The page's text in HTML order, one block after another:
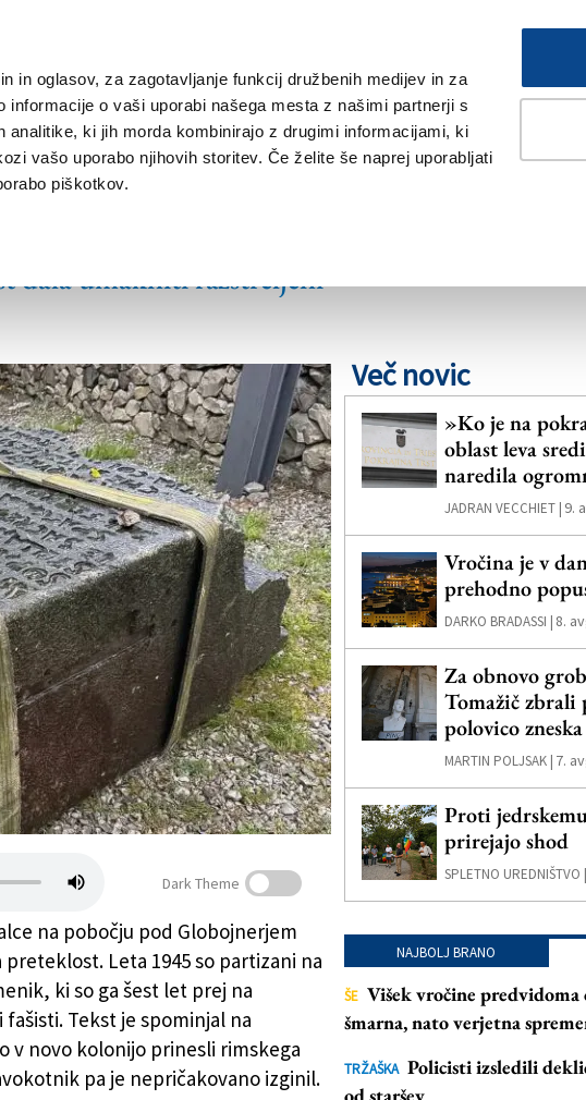
in oglasov, za zagotavljanje funkcij družbenih medijev in za
informacije o vaši uporabi našega mesta z našimi partnerji s
analitike, ki jih morda kombinirajo z drugimi informacijami, ki
vašo uporabo njihovih storitev. Če želite še naprej uporabljati
piškotkov.
V
GORIŠKA KULTURA ŠPORT ŠE
dala umakniti razstreljeni
Dark Theme
na pobočju pod Globojnerjem
Leta 1945 so partizani na
ki so ga šest let prej na
Tekst je spominjal na
v novo kolonijo prinesli rimskega
pa je nepričakovano izginil.
Več novic
»Ko je na
oblast leva
naredila
JADRAN VECCHIET | 9.
Vročina je v
prehodno
DARKO BRADASSI | 8.
Za obnovo
Tomažič
polovico zneska
MARTIN POLJSAK | 7.
Proti
prirejajo shod
SPLETNO UREDNIŠTVO |
NAJBOLJ BRANO
ŠE Višek vročine
šmarna, nato verjetna
TRŽAŠKA Policisti izsledili